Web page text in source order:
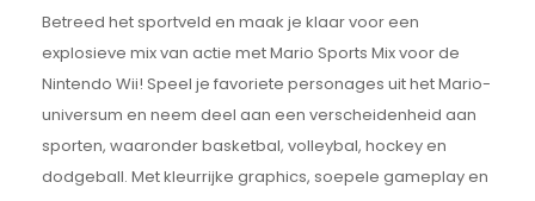
Betreed het sportveld en maak je klaar voor een
explosieve mix van actie met Mario Sports Mix voor de
Nintendo Wii! Speel je favoriete personages uit het Mario-
universum en neem deel aan een verscheidenheid aan
sporten, waaronder basketbal, volleybal, hockey en
dodgeball. Met kleurrijke graphics, soepele gameplay en